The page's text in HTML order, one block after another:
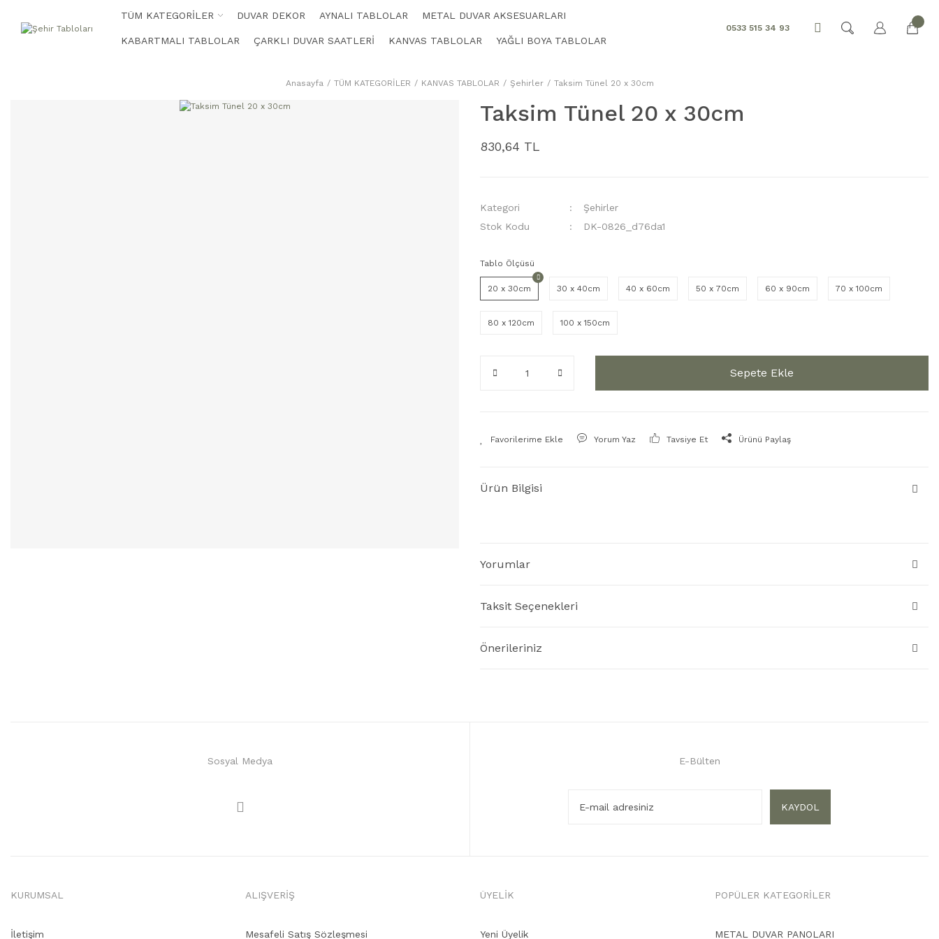
TÜM KATEGORİLER DUVAR DEKOR AYNALI TABLOLAR METAL DUVAR AKSESUARLARI
KABARTMALI TABLOLAR ÇARKLI DUVAR SAATLERİ KANVAS TABLOLAR YAĞLI BOYA TABLOLAR
0533 515 34 93
Anasayfa TÜM KATEGORİLER KANVAS TABLOLAR Şehirler Taksim Tünel 20 x 30cm
Taksim Tünel 20 x 30cm
830,64 TL
Kategori
Şehirler
Stok Kodu
DK-0826_d76da1
Tablo Ölçüsü
20 x 30cm 30 x 40cm 40 x 60cm 50 x 70cm 60 x 90cm 70 x 100cm
80 x 120cm 100 x 150cm
Sepete Ekle
Yorum Yaz Tavsiye Et Ürünü Paylaş
Ürün Bilgisi
Yorumlar
Taksit Seçenekleri
Önerileriniz
Sosyal Medya E-Bülten
KAYDOL
KURUMSAL
İletişim
ALIŞVERİŞ
Mesafeli Satış Sözleşmesi
ÜYELİK
Yeni Üyelik
POPÜLER KATEGORİLER
METAL DUVAR PANOLARI